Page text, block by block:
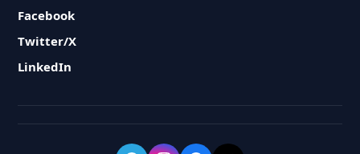
Facebook
Twitter/X
LinkedIn